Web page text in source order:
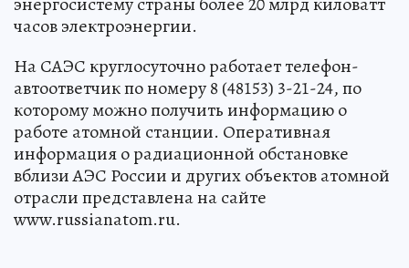
часов электроэнергии.
На САЭС круглосуточно работает телефон-
автоответчик по номеру 8 (48153) 3-21-24, по
которому можно получить информацию о
работе атомной станции. Оперативная
информация о радиационной обстановке
вблизи АЭС России и других объектов атомной
отрасли представлена на сайте
www.russianatom.ru.